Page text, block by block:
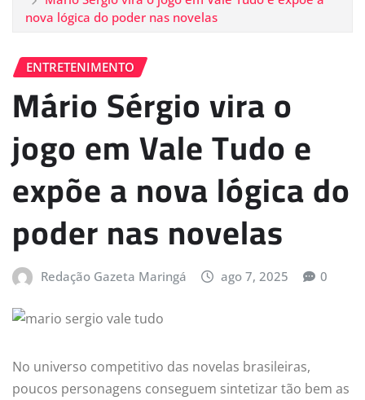
nova lógica do poder nas novelas
ENTRETENIMENTO
Mário Sérgio vira o
jogo em Vale Tudo e
expõe a nova lógica do
poder nas novelas
Redação Gazeta Maringá ago 7, 2025 0
No universo competitivo das novelas brasileiras,
poucos personagens conseguem sintetizar tão bem as